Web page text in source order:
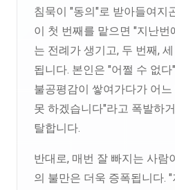
침묵이 "동의"로 받아들여지
이 첫 번째를 맡으면 "지난
는 전례가 생기고, 두 번째,
됩니다. 본인은 "어쩔 수 없
불공평감이 쌓여가다가 어
못 하겠습니다"라고 폭발하
탈합니다.
반대로, 매번 잘 빠지는 사람
의 불만은 더욱 증폭됩니다.